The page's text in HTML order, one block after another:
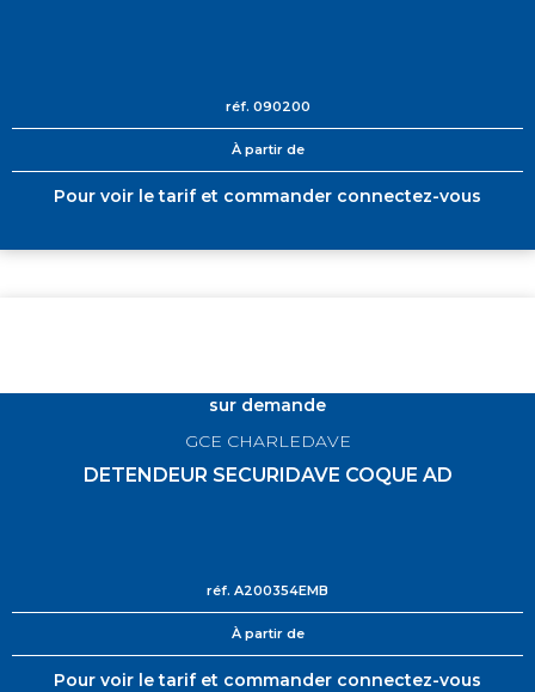
réf. 090200
À partir de
Pour voir le tarif et commander connectez-vous
sur demande
GCE CHARLEDAVE
DETENDEUR SECURIDAVE COQUE AD
réf. A200354EMB
À partir de
Pour voir le tarif et commander connectez-vous